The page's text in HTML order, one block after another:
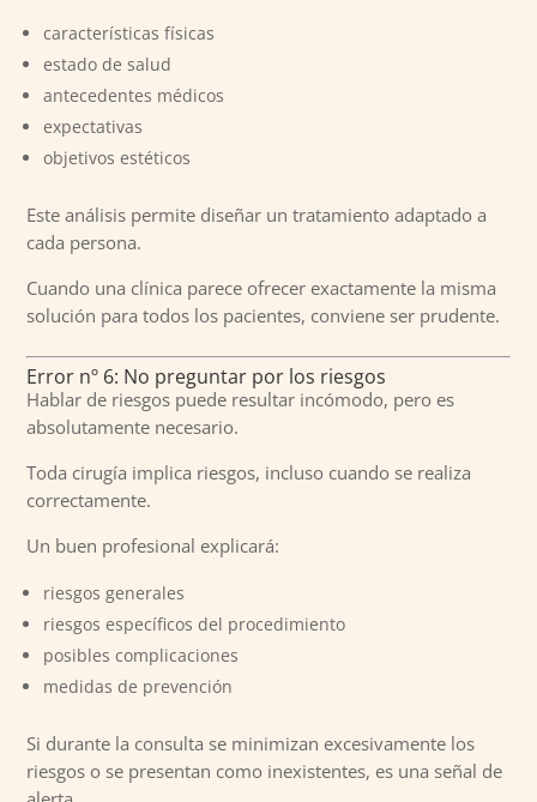
características físicas
estado de salud
antecedentes médicos
expectativas
objetivos estéticos
Este análisis permite diseñar un tratamiento adaptado a
cada persona.
Cuando una clínica parece ofrecer exactamente la misma
solución para todos los pacientes, conviene ser prudente.
Error nº 6: No preguntar por los riesgos
Hablar de riesgos puede resultar incómodo, pero es
absolutamente necesario.
Toda cirugía implica riesgos, incluso cuando se realiza
correctamente.
Un buen profesional explicará:
riesgos generales
riesgos específicos del procedimiento
posibles complicaciones
medidas de prevención
Si durante la consulta se minimizan excesivamente los
riesgos o se presentan como inexistentes, es una señal de